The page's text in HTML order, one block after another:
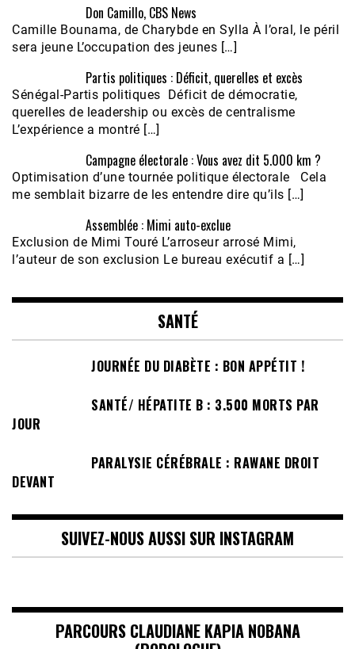
Don Camillo, CBS News
Camille Bounama, de Charybde en Sylla À l’oral, le péril
sera jeune L’occupation des jeunes […]
Partis politiques : Déficit, querelles et excès
Sénégal-Partis politiques Déficit de démocratie,
querelles de leadership ou excès de centralisme
L’expérience a montré […]
Campagne électorale : Vous avez dit 5.000 km ?
Optimisation d’une tournée politique électorale Cela
me semblait bizarre de les entendre dire qu’ils […]
Assemblée : Mimi auto-exclue
Exclusion de Mimi Touré L’arroseur arrosé Mimi,
l’auteur de son exclusion Le bureau exécutif a […]
SANTÉ
JOURNÉE DU DIABÈTE : BON APPÉTIT !
SANTÉ/ HÉPATITE B : 3.500 MORTS PAR
JOUR
PARALYSIE CÉRÉBRALE : RAWANE DROIT
DEVANT
SUIVEZ-NOUS AUSSI SUR INSTAGRAM
PARCOURS CLAUDIANE KAPIA NOBANA